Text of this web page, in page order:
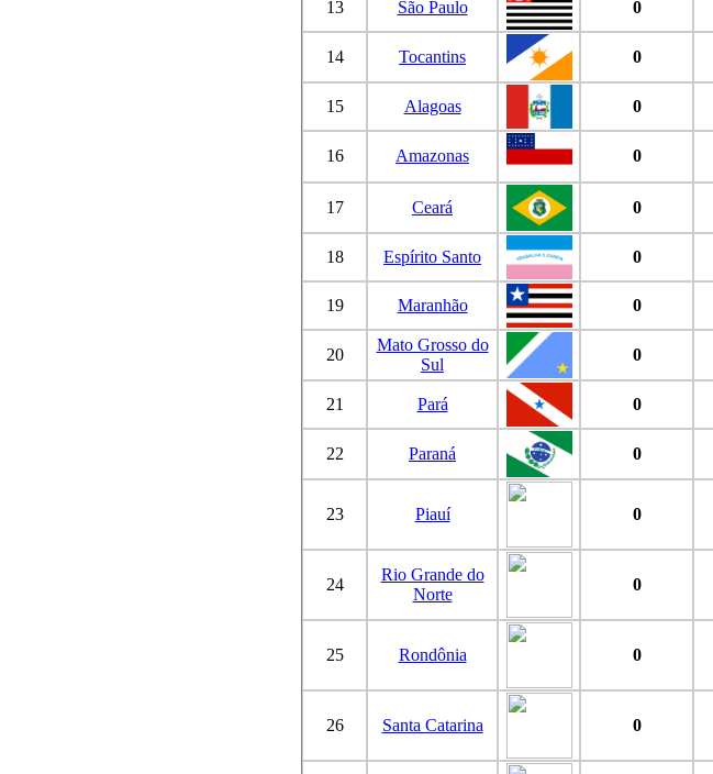
13 São Paulo 0
14 Tocantins 0
15 Alagoas 0
16 Amazonas 0
17 Ceará 0
18 Espírito Santo 0
19 Maranhão 0
20
Mato Grosso do
Sul
0
21 Pará 0
22 Paraná 0
23 Piauí 0
24
Rio Grande do
Norte
0
25 Rondônia 0
26 Santa Catarina 0